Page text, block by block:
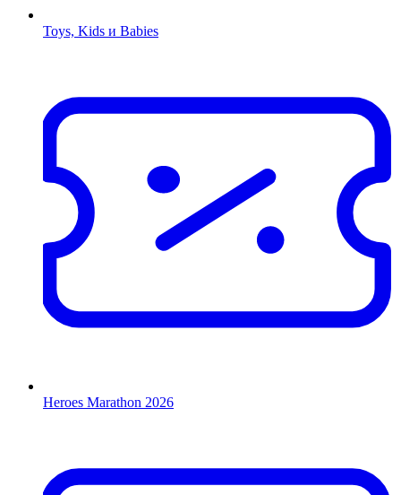
Toys, Kids и Babies
Heroes Marathon 2026